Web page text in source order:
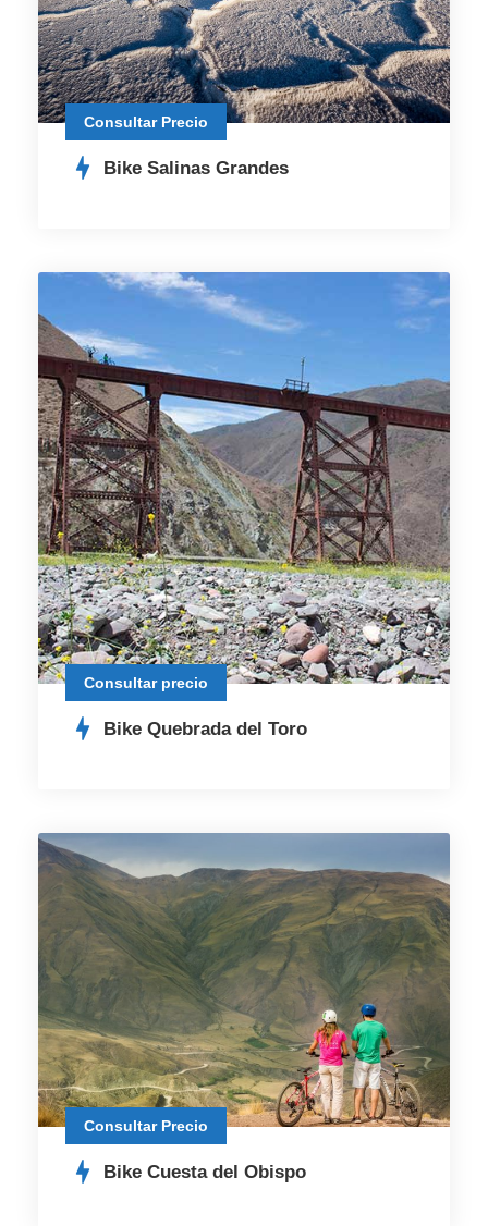
Consultar Precio
Bike Salinas Grandes
Consultar precio
Bike Quebrada del Toro
Consultar Precio
Bike Cuesta del Obispo